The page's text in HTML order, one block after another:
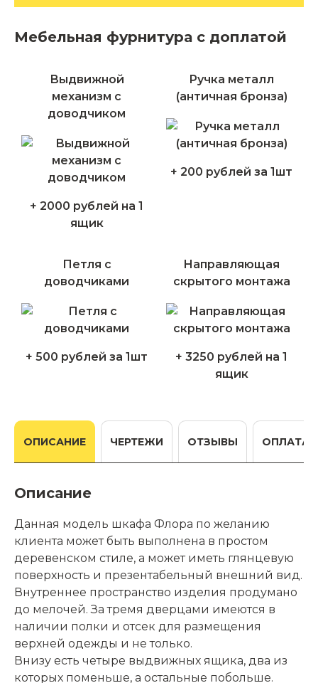
Мебельная фурнитура с доплатой
Выдвижной
механизм с
доводчиком
+ 2000 рублей на 1
ящик
Ручка металл
(античная бронза)
+ 200 рублей за 1шт
Петля с
доводчиками
+ 500 рублей за 1шт
Направляющая
скрытого монтажа
+ 3250 рублей на 1
ящик
ОПИСАНИЕ ЧЕРТЕЖИ ОТЗЫВЫ ОПЛАТА
Описание
Данная модель шкафа Флора по желанию
клиента может быть выполнена в простом
деревенском стиле, а может иметь глянцевую
поверхность и презентабельный внешний вид.
Внутреннее пространство изделия продумано
до мелочей. За тремя дверцами имеются в
наличии полки и отсек для размещения
верхней одежды и не только.
Внизу есть четыре выдвижных ящика, два из
которых поменьше, а остальные побольше.